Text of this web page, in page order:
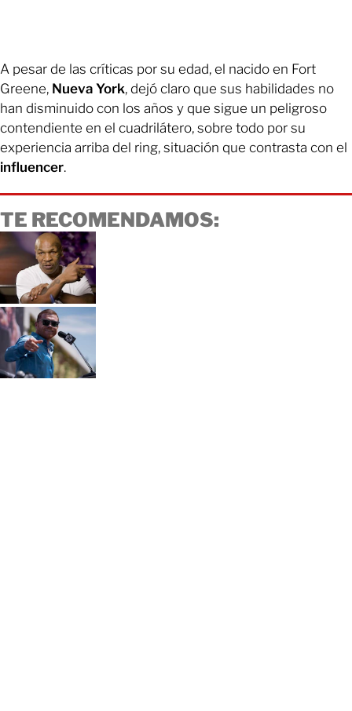
A pesar de las críticas por su edad, el nacido en Fort
Greene, Nueva York, dejó claro que sus habilidades no
han disminuido con los años y que sigue un peligroso
contendiente en el cuadrilátero, sobre todo por su
experiencia arriba del ring, situación que contrasta con el
influencer.
TE RECOMENDAMOS: